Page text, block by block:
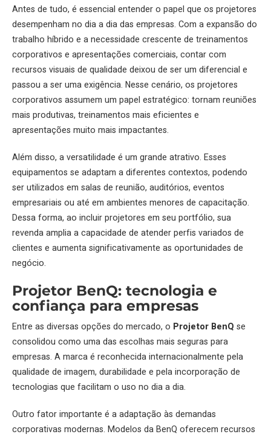
Antes de tudo, é essencial entender o papel que os projetores
desempenham no dia a dia das empresas. Com a expansão do
trabalho híbrido e a necessidade crescente de treinamentos
corporativos e apresentações comerciais, contar com
recursos visuais de qualidade deixou de ser um diferencial e
passou a ser uma exigência. Nesse cenário, os projetores
corporativos assumem um papel estratégico: tornam reuniões
mais produtivas, treinamentos mais eficientes e
apresentações muito mais impactantes.
Além disso, a versatilidade é um grande atrativo. Esses
equipamentos se adaptam a diferentes contextos, podendo
ser utilizados em salas de reunião, auditórios, eventos
empresariais ou até em ambientes menores de capacitação.
Dessa forma, ao incluir projetores em seu portfólio, sua
revenda amplia a capacidade de atender perfis variados de
clientes e aumenta significativamente as oportunidades de
negócio.
Projetor BenQ: tecnologia e
confiança para empresas
Entre as diversas opções do mercado, o Projetor BenQ se
consolidou como uma das escolhas mais seguras para
empresas. A marca é reconhecida internacionalmente pela
qualidade de imagem, durabilidade e pela incorporação de
tecnologias que facilitam o uso no dia a dia.
Outro fator importante é a adaptação às demandas
corporativas modernas. Modelos daBenQ oferecem recursos